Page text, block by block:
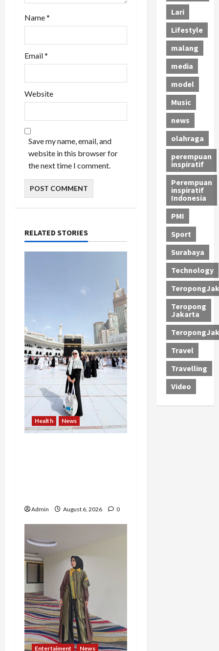
Name*
Email*
Website
Save my name, email, and
website in this browser for
the next time I comment.
RELATED STORIES
Health News
Admin August 6, 2026 0
Entertaiment News
Lari
Lifestyle
malang
media
model
Music
news
olahraga
perempuan
inspiratif
Perempuan
inspiratif
Indonesia
PMI
Sport
Surabaya
Technology
Teropong
Jakarta
Travel
Travelling
Video